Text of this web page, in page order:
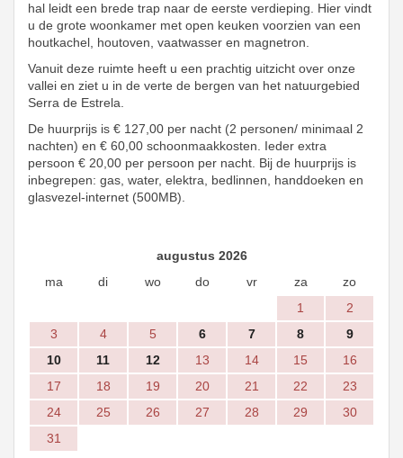
hal leidt een brede trap naar de eerste verdieping. Hier vindt
u de grote woonkamer met open keuken voorzien van een
houtkachel, houtoven, vaatwasser en magnetron.
Vanuit deze ruimte heeft u een prachtig uitzicht over onze
vallei en ziet u in de verte de bergen van het natuurgebied
Serra de Estrela.
De huurprijs is € 127,00 per nacht (2 personen/ minimaal 2
nachten) en € 60,00 schoonmaakkosten. Ieder extra
persoon € 20,00 per persoon per nacht. Bij de huurprijs is
inbegrepen: gas, water, elektra, bedlinnen, handdoeken en
glasvezel-internet (500MB).
augustus 2026
ma
di wo do vr za
zo
1
2
3
4 5 6 7 8
9
10
11 12 13 14 15
16
17
18 19 20 21 22
23
24
25 26 27 28 29
30
31